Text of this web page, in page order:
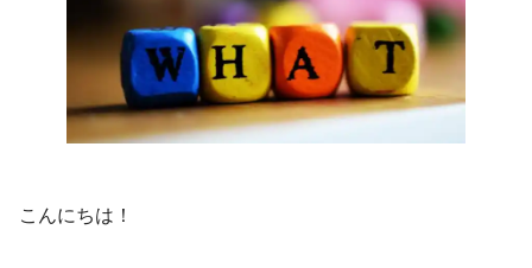
こんにちは！